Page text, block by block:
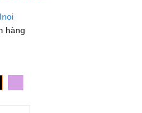
Inoi
hàng